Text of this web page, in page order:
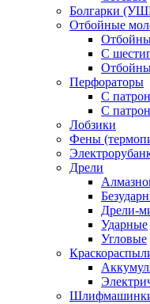
Болгарки
Отбойные
С
Перфораторы
С
С
Лобзики
Фены
Дрели
Дрели-
Ударные
Угловые